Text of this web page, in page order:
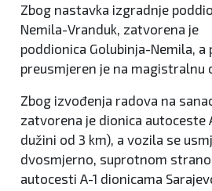
Zbog nastavka izgradnje
Nemila-Vranduk, zatvorena je
poddionica Golubinja-Nemila,
preusmjeren je na magistralnu
Zbog izvođenja radova na
zatvorena je dionica autoceste
dužini od 3 km), a vozila se
dvosmjerno, suprotnom
autocesti A-1 dionicama